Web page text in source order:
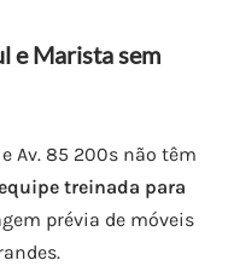
e Marista sem
Av. 85 200s não têm
treinada para
prévia de móveis